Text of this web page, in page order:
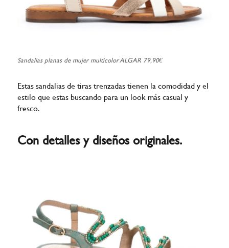
Sandalias planas de mujer multicolor ALGAR 79,90€
Estas sandalias de tiras trenzadas tienen la comodidad y el
estilo que estas buscando para un look más casual y
fresco.
Con detalles y diseños originales.